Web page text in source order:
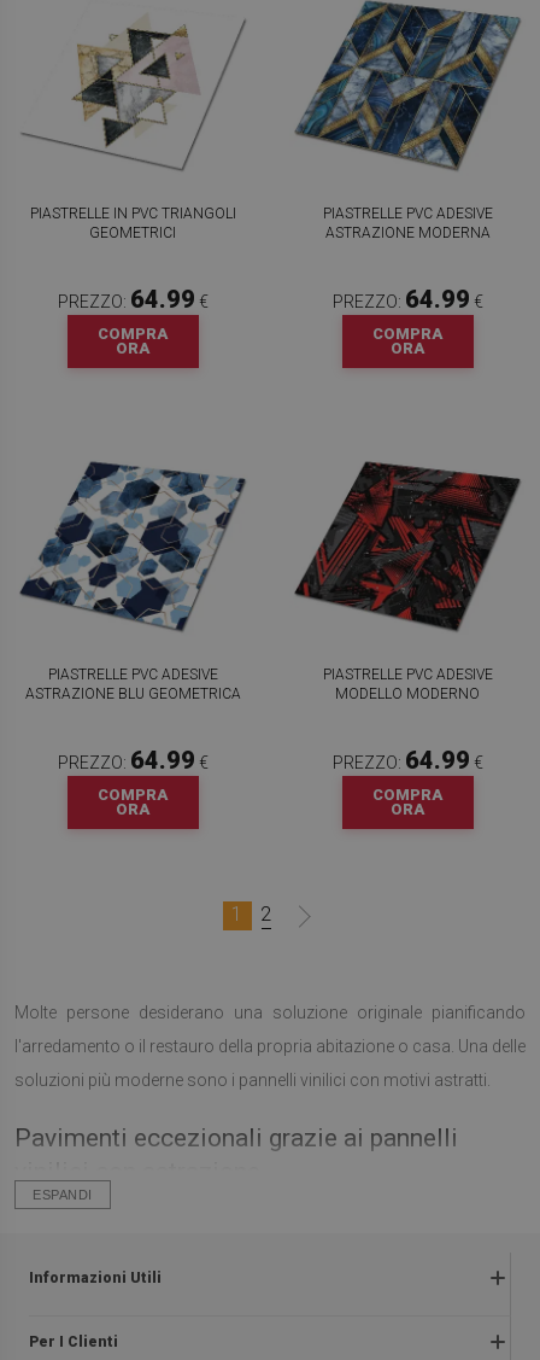
PIASTRELLE IN PVC TRIANGOLI
GEOMETRICI
PREZZO: 64.99 €
COMPRA
ORA
PIASTRELLE PVC ADESIVE
ASTRAZIONE MODERNA
PREZZO: 64.99 €
COMPRA
ORA
PIASTRELLE PVC ADESIVE
ASTRAZIONE BLU GEOMETRICA
PREZZO: 64.99 €
COMPRA
ORA
PIASTRELLE PVC ADESIVE
MODELLO MODERNO
PREZZO: 64.99 €
COMPRA
ORA
1 2
Molte persone desiderano una soluzione originale pianificando
l'arredamento o il restauro della propria abitazione o casa. Una delle
soluzioni più moderne sono i pannelli vinilici con motivi astratti.
Pavimenti eccezionali grazie ai pannelli
standard monocromatici o il pavimento in legno sono spesso una
ESPANDI
Informazioni Utili
Termini e condizioni
Per I Clienti